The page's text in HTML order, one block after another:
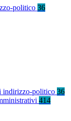
politico 36
indirizzo-politico 36
414